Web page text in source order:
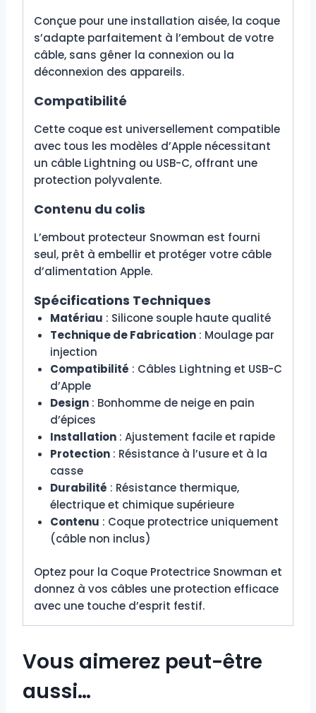
Conçue pour une installation aisée, la coque
s’adapte parfaitement à l’embout de votre
câble, sans gêner la connexion ou la
déconnexion des appareils.
Compatibilité
Cette coque est universellement compatible
avec tous les modèles d’Apple nécessitant
un câble Lightning ou USB-C, offrant une
protection polyvalente.
Contenu du colis
L’embout protecteur Snowman est fourni
seul, prêt à embellir et protéger votre câble
d’alimentation Apple.
Spécifications Techniques
Matériau : Silicone souple haute qualité
Technique de Fabrication: Moulage par
injection
Compatibilité : Câbles Lightning et USB-C
d’Apple
Design: Bonhomme de neige en pain
d’épices
Installation: Ajustement facile et rapide
Protection: Résistance à l’usure et à la
casse
Durabilité : Résistance thermique,
électrique et chimique supérieure
Contenu : Coque protectrice uniquement
(câble non inclus)
Optez pour la Coque Protectrice Snowman et
donnez à vos câbles une protection efficace
avec une touche d’esprit festif.
Vous aimerez peut-être
aussi…